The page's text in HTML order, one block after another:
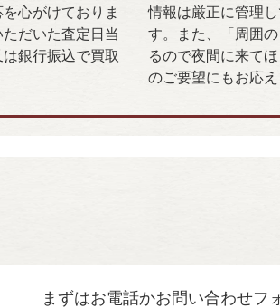
心がけておりま
だいた査定日当
銀行振込で買取
情報は厳正に管理し
す。また、「周囲
るので夜間に来て
のご要望にもお応え
まずはお電話かお問い合わせフ